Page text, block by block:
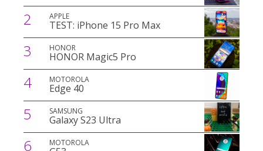
2 APPLE
TEST: iPhone 15 Pro Max
3 HONOR
HONOR Magic5 Pro
4 MOTOROLA
Edge 40
5 SAMSUNG
Galaxy S23 Ultra
6 MOTOROLA